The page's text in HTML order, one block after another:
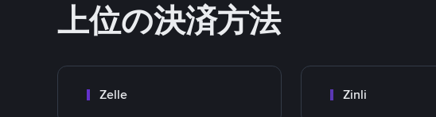
上位の決済方法
Zelle Zinli